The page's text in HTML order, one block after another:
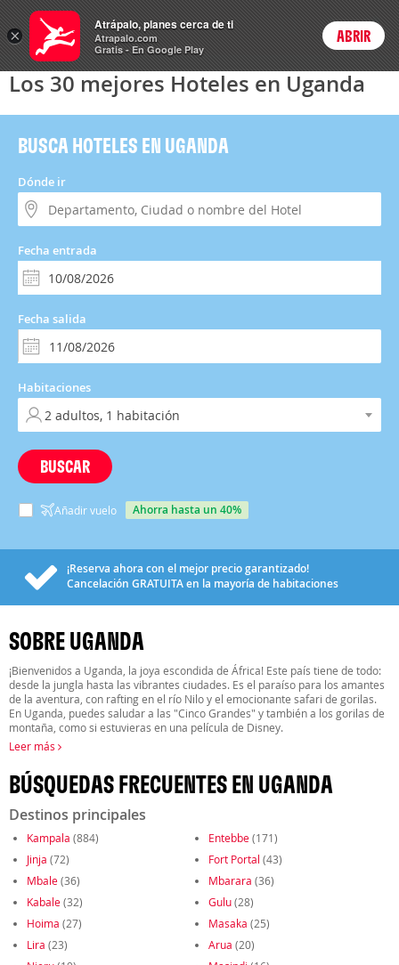
Hoteles Login
Los 30 mejores Hoteles en Uganda
BUSCA HOTELES EN UGANDA
Dónde ir
Fecha entrada
Fecha salida
Habitaciones
BUSCAR
Añadir vuelo ahorra hasta un 40%
¡Reserva ahora con el mejor precio garantizado!
Cancelación GRATUITAen la mayoría de habitaciones
SOBRE UGANDA
¡Bienvenidos a Uganda, la joya escondida de África! Este país tiene de todo:
desde la jungla hasta las vibrantes ciudades. Es el paraíso para los amantes
de la aventura, con rafting en el río Nilo y el emocionante safari de gorilas.
En Uganda, puedes saludar a las "Cinco Grandes" y también a los gorilas de
montaña, como si estuvieras en una película de Disney.
Leer más
BÚSQUEDAS FRECUENTES EN UGANDA
Destinos principales
Kampala (884) Entebbe(171)
Jinja (72) Fort Portal (43)
Mbale(36) Mbarara (36)
Kabale(32) Gulu(28)
Hoima (27) Masaka (25)
Lira (23) Arua (20)
×
Atrápalo, planes cerca de ti
Atrapalo.com
Gratis - En Google Play
ABRIR